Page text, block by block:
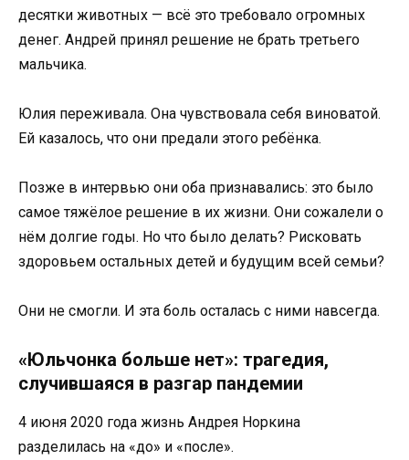
десятки животных — всё это требовало огромных
денег. Андрей принял решение не брать третьего
мальчика.
Юлия переживала. Она чувствовала себя виноватой.
Ей казалось, что они предали этого ребёнка.
Позже в интервью они оба признавались: это было
самое тяжёлое решение в их жизни. Они сожалели о
нём долгие годы. Но что было делать? Рисковать
здоровьем остальных детей и будущим всей семьи?
Они не смогли. И эта боль осталась с ними навсегда.
«Юльчонка больше нет»: трагедия,
случившаяся в разгар пандемии
4 июня 2020 года жизнь Андрея Норкина
разделилась на «до» и «после».